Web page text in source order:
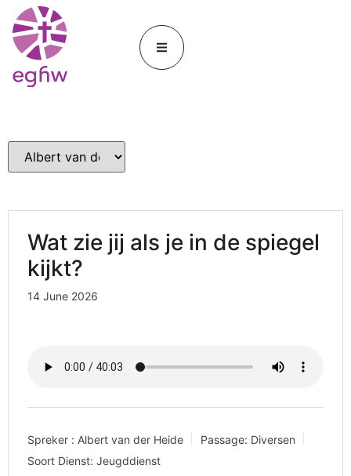
Wat zie jij als je in de spiegel
kijkt?
14 June 2026
Spreker : Albert van der Heide Passage: Diversen
Soort Dienst: Jeugddienst